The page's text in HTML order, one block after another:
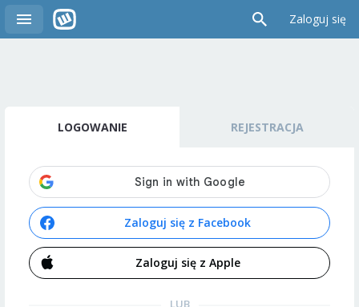
Zaloguj się
LOGOWANIE REJESTRACJA
Zaloguj się z Facebook
Zaloguj się z Apple
LUB